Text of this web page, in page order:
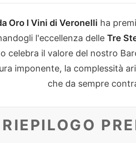
Oro I Vini di Veronelli ha
l'eccellenza delle Tre
celebra il valore del nostro
imponente, la complessità
che da sempre
RIEPILOGO